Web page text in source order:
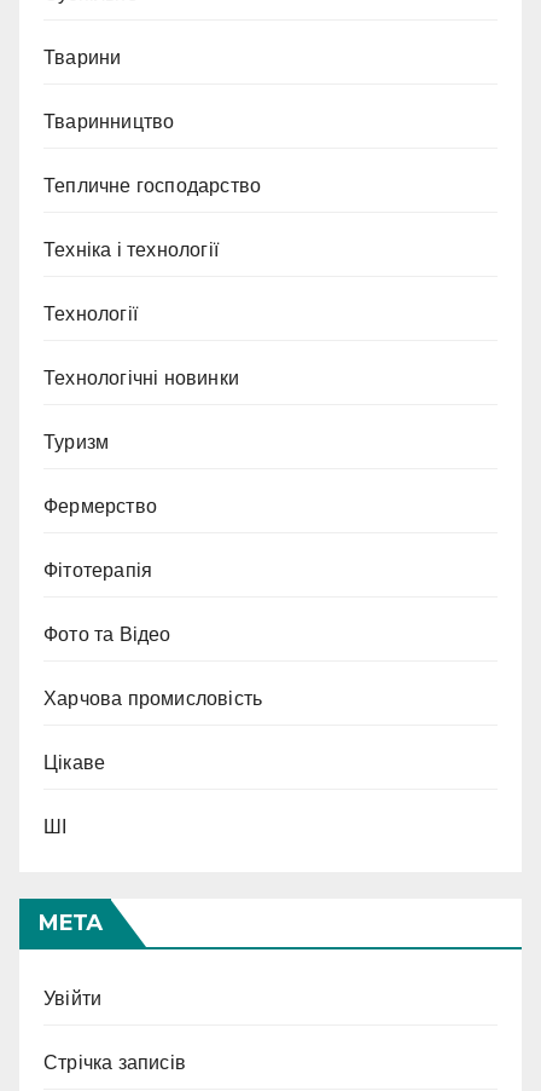
Тварини
Тваринництво
Тепличне господарство
Техніка і технології
Технології
Технологічні новинки
Туризм
Фермерство
Фітотерапія
Фото та Відео
Харчова промисловість
Цікаве
ШІ
МЕТА
Увійти
Стрічка записів